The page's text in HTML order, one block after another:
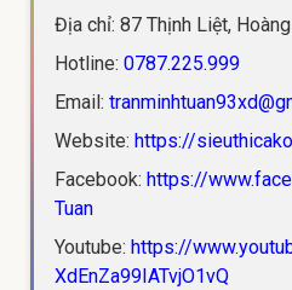
Địa chỉ: 87 Thịnh Liệt,
Hotline: 0787.225.999
Email:
Website: https://
Facebook: https://
Tuan
Youtube: https://
XdEnZa99IATvjO1vQ